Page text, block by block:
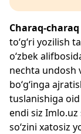
Charaq-charaq
to‘g‘ri yozilish
o‘zbek
nechta undosh
bo‘g‘inga
tuslanishiga oid
endi siz Imlo.uz
so‘zini xatosiz